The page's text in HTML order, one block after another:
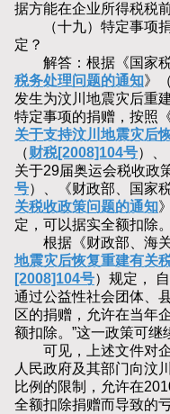
据方能在企业所得税税前
（十九）特定事项捐
定？
解答：根据《国家
税务处理问题的通知》（
发生为汶川地震灾后重
特定事项的捐赠，按照
关于支持汶川地震灾后
（财税[2008]104号）
关于29届奥运会税收政
号）、《财政部、国家
关税收政策问题的通知
定，可以据实全额扣除
根据《财政部、海关
地震灾后恢复重建有关
[2008]104号）规定，
通过公益性社会团体、
区的捐赠，允许在当年
额扣除。”这一政策可继
可见，上述文件对企
人民政府及其部门向汶
比例的限制，允许在
全额扣除捐赠而导致的